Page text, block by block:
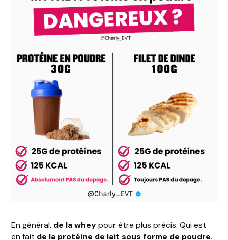
En général, de la whey pour être plus précis. Qui est
en fait de la protéine de lait sous forme de poudre.